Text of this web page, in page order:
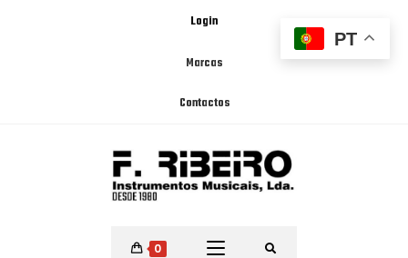
Login
Marcas
Contactos
0
PT